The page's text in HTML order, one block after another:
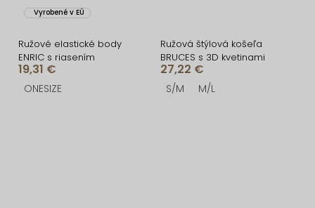
Vyrobené v EÚ
Ružové elastické body
ENRIC s riasením
19,31 €
ONESIZE
Ružová štýlová košeľa
BRUCES s 3D kvetinami
27,22 €
S/M M/L